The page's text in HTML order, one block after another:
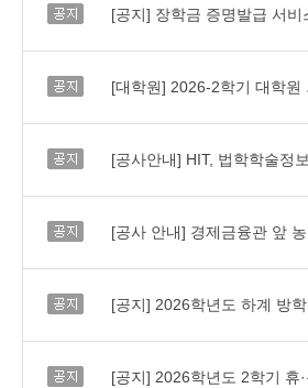
공지
공지
공지
공지
공지
공지